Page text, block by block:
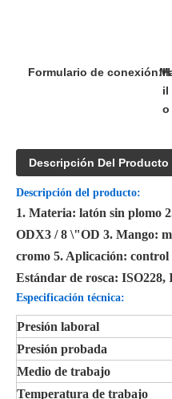
Formulario de conexión:H
il
o
Descripción Del Producto
Descripción del producto:
1. Materia: latón sin plomo
ODX3 / 8 \"OD 3. Mango:
cromo 5. Aplicación:
Estándar de rosca: ISO228,
Especificación técnica:
Presión laboral
Presión probada
Medio de trabajo
Temperatura de trabajo